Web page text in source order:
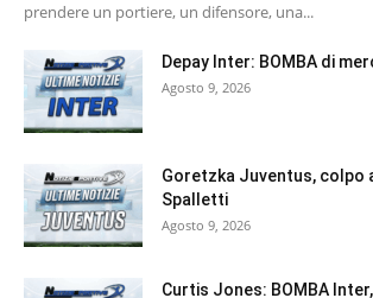
prendere un portiere, un difensore, una...
Depay Inter: BOMBA di
Agosto 9, 2026
Goretzka Juventus, colpo
Spalletti
Agosto 9, 2026
Curtis Jones: BOMBA